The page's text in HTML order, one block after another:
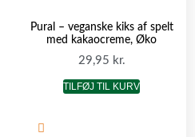
Pural – veganske kiks af spelt
med kakaocreme, Øko
29,95 kr.
TILFØJ TIL KURV